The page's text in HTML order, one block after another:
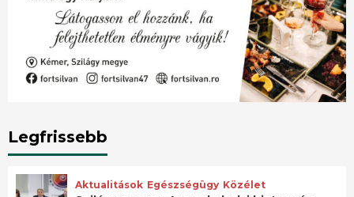
Legfrissebb
Aktualitások Egészségügy Közélet